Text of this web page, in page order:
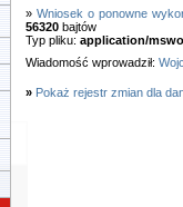
» Wniosek o ponowne
56320bajtów
Typ pliku: application/
Wiadomość wprowadził:
» Pokaż rejestr zmian dla